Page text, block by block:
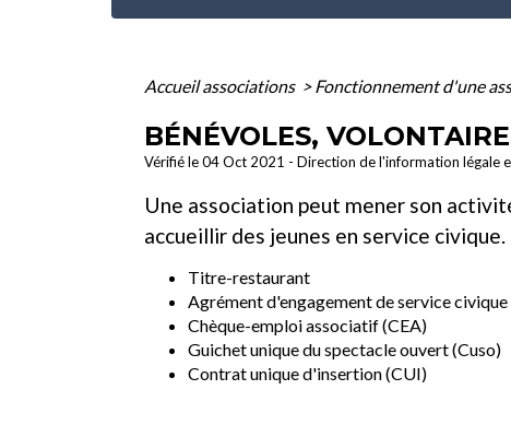
Accueil associations > Fonctionnement d'une
BÉNÉVOLES,
Vérifié le 04 Oct 2021 - Direction de l'information légale
Une association peut mener son
accueillir des jeunes en service civique.
Titre-restaurant
Agrément d'engagement de service
Chèque-emploi associatif (CEA)
Guichet unique du spectacle ouvert (Cuso)
Contrat unique d'insertion (CUI)